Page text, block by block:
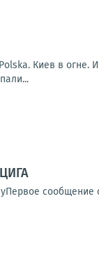
Киев в огне.